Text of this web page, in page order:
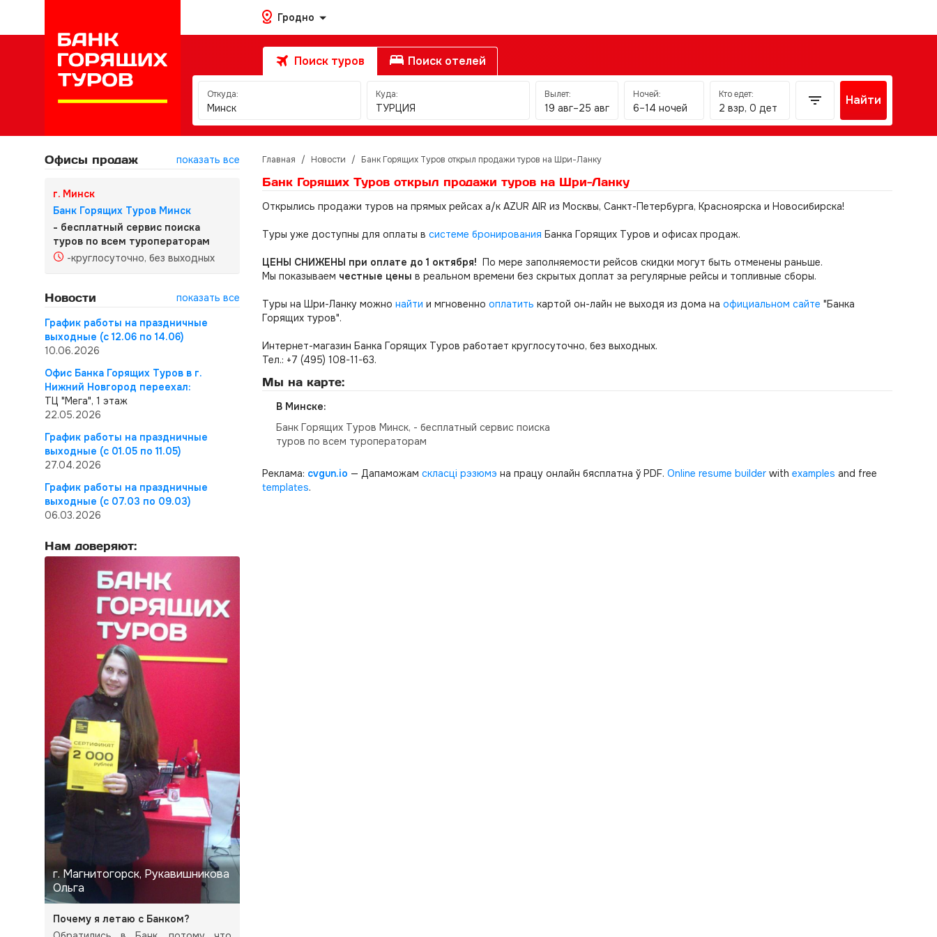
Гродно
Поиск туров Поиск отелей
Откуда:
Минск
Куда:
ТУРЦИЯ
Вылет:
19 авг–25 авг
Ночей:
6–14 ночей
Кто едет:
2 взр, 0 дет
Найти
Офисы продаж показать все
г. Минск
Банк Горящих Туров Минск
- бесплатный сервис поиска
туров по всем туроператорам
-круглосуточно, без выходных
Новости
показать все
График работы на праздничные
выходные (с 12.06 по 14.06)
10.06.2026
Офис Банка Горящих Туров в г.
Нижний Новгород переехал:
ТЦ "Мега", 1 этаж
22.05.2026
График работы на праздничные
выходные (с 01.05 по 11.05)
27.04.2026
График работы на праздничные
выходные (с 07.03 по 09.03)
06.03.2026
Нам доверяют:
г. Магнитогорск, Рукавишникова
Ольга
Почему я летаю с Банком?
Главная / Новости / Банк Горящих Туров открыл продажи туров на Шри-Ланку
Банк Горящих Туров открыл продажи туров на Шри-Ланку
Открылись продажи туров на прямых рейсах а/к AZUR AIR из Москвы, Санкт-Петербурга, Красноярска и Новосибирска!
Туры уже доступны для оплаты в системе бронирования Банка Горящих Туров и офисах продаж.
ЦЕНЫ СНИЖЕНЫ при оплате до 1 октября! По мере заполняемости рейсов скидки могут быть отменены раньше.
Мы показываем честные цены в реальном времени без скрытых доплат за регулярные рейсы и топливные сборы.
Туры на Шри-Ланку можно найти и мгновенно оплатить картой он-лайн не выходя из дома на официальном сайте "Банка
Горящих туров".
Интернет-магазин Банка Горящих Туров работает круглосуточно, без выходных.
Тел.: +7 (495) 108-11-63.
Мы на карте:
В Минске:
Банк Горящих Туров Минск, - бесплатный сервис поиска
туров по всем туроператорам
Реклама: cvgun.io — Дапаможам скласці рэзюмэ на працу онлайн бясплатна ў PDF. Online resume builder with examples and free
templates.